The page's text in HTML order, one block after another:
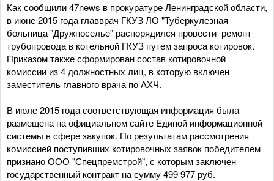
Как сообщили 47news в прокуратуре Ленинградской области,
в июне 2015 года главврач ГКУЗ ЛО "Туберкулезная
больница "Дружноселье" распорядился провести ремонт
трубопровода в котельной ГКУЗ путем запроса котировок.
Приказом также сформирован состав котировочной
комиссии из 4 должностных лиц, в которую включен
заместитель главного врача по АХЧ.
В июле 2015 года соответствующая информация была
размещена на официальном сайте Единой информационной
системы в сфере закупок. По результатам рассмотрения
комиссией поступивших котировочных заявок победителем
признано ООО "Спецпремстрой", с которым заключен
государственный контракт на сумму 499 977 руб.